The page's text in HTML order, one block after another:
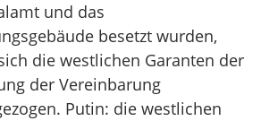
und das
besetzt wurden,
die westlichen Garanten der
der Vereinbarung
Putin: die westlichen